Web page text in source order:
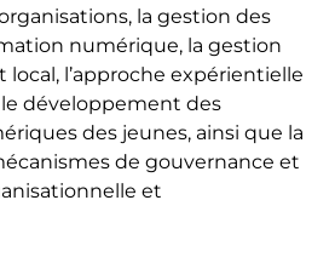
la gestion des
numérique, la gestion
l’approche expérientielle
développement des
des jeunes, ainsi que la
de gouvernance et
et